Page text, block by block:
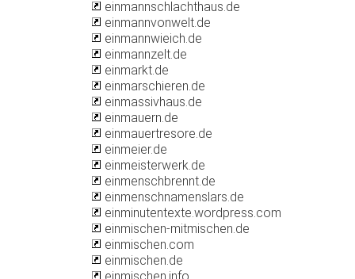
einmannschlachthaus.de
einmannvonwelt.de
einmannwieich.de
einmannzelt.de
einmarkt.de
einmarschieren.de
einmassivhaus.de
einmauern.de
einmauertresore.de
einmeier.de
einmeisterwerk.de
einmenschbrennt.de
einmenschnamenslars.de
einminutentexte.wordpress.com
einmischen-mitmischen.de
einmischen.com
einmischen.de